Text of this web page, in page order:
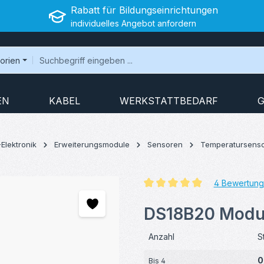
Rabatt für Bildungseinrichtungen
individuelles Angebot anfordern
KABEL WERKSTATTBEDARF
Elektronik Erweiterungsmodule Sensoren
4
DS18B20
Anzahl
Bis 4